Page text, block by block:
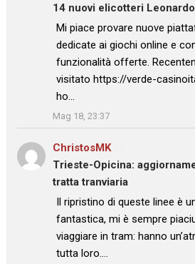
14 nuovi elicotteri
: “
Mi piace provare nuove
dedicate ai giochi online e
funzionalità offerte.
visitato https://verde-
ho…
”
Mag 18, 23:37
ChristosMKsu
Trieste-Opicina:
tratta tranviaria
: “
Il ripristino di queste linee è
fantastica, mi è sempre
viaggiare in tram: hanno
tutta loro.…
”